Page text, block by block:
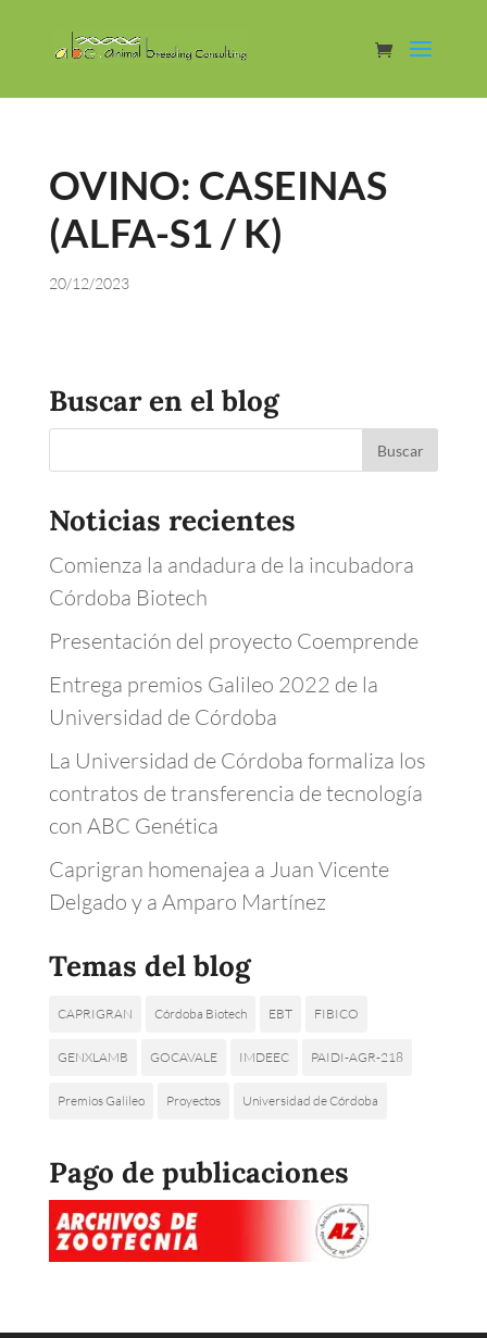
OVINO: CASEINAS
(ALFA-S1 / K)
20/12/2023
Buscar en el blog
Noticias recientes
Comienza la andadura de la incubadora
Córdoba Biotech
Presentación del proyecto Coemprende
Entrega premios Galileo 2022 de la
Universidad de Córdoba
La Universidad de Córdoba formaliza los
contratos de transferencia de tecnología
con ABC Genética
Caprigran homenajea a Juan Vicente
Delgado y a Amparo Martínez
Temas del blog
CAPRIGRAN Córdoba Biotech EBT FIBICO
GENXLAMB GOCAVALE IMDEEC PAIDI-AGR-218
Premios Galileo Proyectos Universidad de Córdoba
Pago de publicaciones